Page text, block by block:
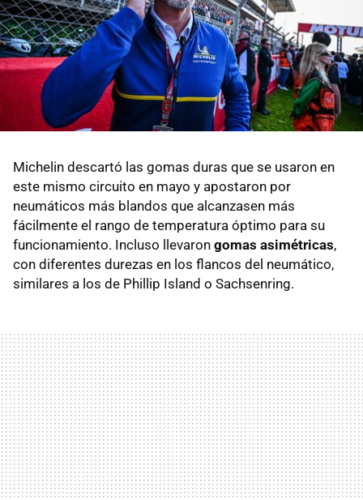
Michelin descartó las gomas duras que se usaron en
este mismo circuito en mayo y apostaron por
neumáticos más blandos que alcanzasen más
fácilmente el rango de temperatura óptimo para su
funcionamiento. Incluso llevaron gomas asimétricas,
con diferentes durezas en los flancos del neumático,
similares a los de Phillip Island o Sachsenring.